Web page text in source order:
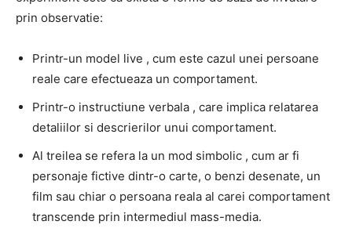
prin observatie:
Printr-un model live , cum este cazul unei persoane
reale care efectueaza un comportament.
Printr-o instructiune verbala , care implica relatarea
detaliilor si descrierilor unui comportament.
Al treilea se refera la un mod simbolic , cum ar fi
personaje fictive dintr-o carte, o benzi desenate, un
film sau chiar o persoana reala al carei comportament
transcende prin intermediul mass-media.